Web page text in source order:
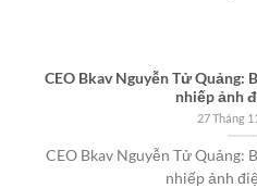
CEO Bkav Nguyễn Tử Quảng:
nhiếp ảnh
27 Tháng
CEO Bkav Nguyễn Tử Quảng:
nhiếp ảnh